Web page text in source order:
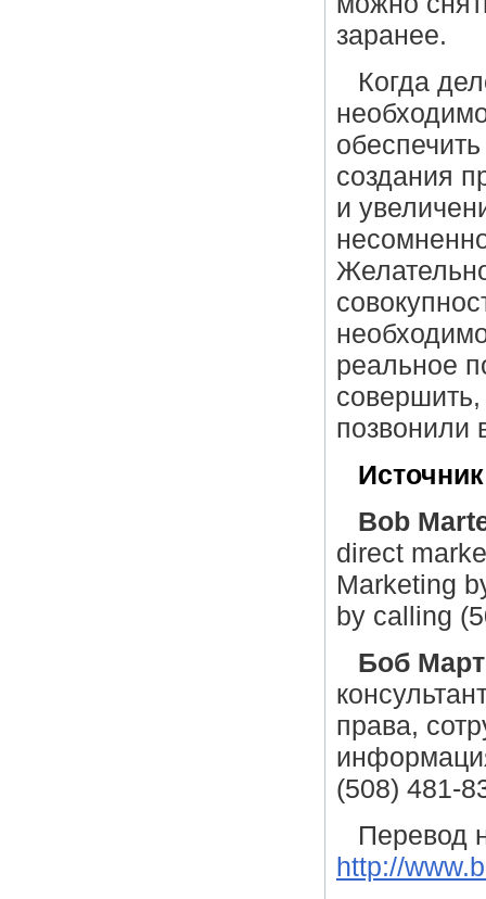
заранее.
Когда
создания
и
реальное
совершить,
позвонили
Bob
direct
Marketing
by calling
Боб
права,
(508) 481-
Перевод
http://